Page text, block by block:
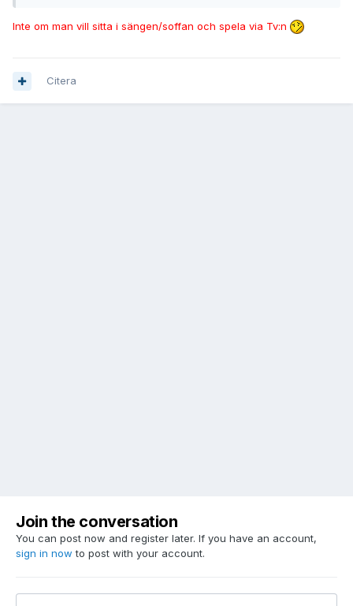
Inte om man vill sitta i sängen/soffan och spela via Tv:n
Citera
Join the conversation
You can post now and register later. If you have an account,
sign in now to post with your account.